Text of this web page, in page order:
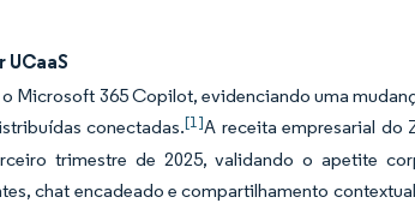
Microsoft 365 Copilot, evidenciando uma
conectadas.[1]A receita empresarial do
trimestre de 2025, validando o apetite
chat encadeado e compartilhamento